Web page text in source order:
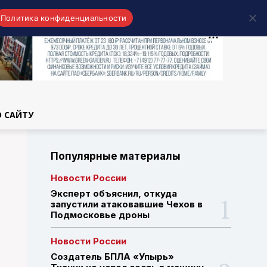
САЙТУ
Популярные материалы
Новости России
Эксперт объяснил, откуда
запустили атаковавшие Чехов в
Подмосковье дроны
Новости России
Создатель БПЛА «Упырь»
Политика конфиденциальности